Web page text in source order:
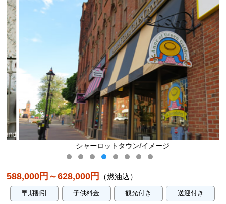
シャーロットタウン/イメージ
588,000円～628,000円 （燃油込）
早期割引 子供料金 観光付き 送迎付き